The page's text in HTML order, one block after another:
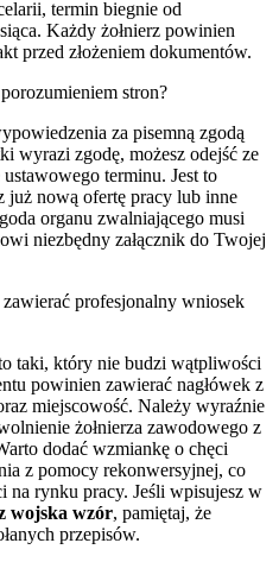
termin biegnie od
Każdy żołnierz powinien
przed złożeniem dokumentów.
stron?
za pisemną zgodą
wyrazi zgodę, możesz odejść ze
terminu. Jest to
już nową ofertę pracy lub inne
organu zwalniającego musi
niezbędny załącznik do Twojej
profesjonalny wniosek
taki, który nie budzi wątpliwości
powinien zawierać nagłówek z
miejscowość. Należy wyraźnie
żołnierza zawodowego z
dodać wzmiankę o chęci
z pomocy rekonwersyjnej, co
na rynku pracy. Jeśli wpisujesz w
wojska wzór, pamiętaj, że
przepisów.